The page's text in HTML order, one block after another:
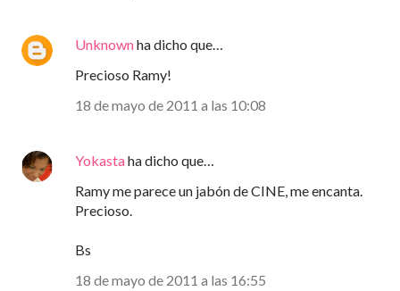
Unknownha dicho que…
Precioso Ramy!
18 de mayo de 2011 a las 10:08
Yokastaha dicho que…
Ramy me parece un jabón de CINE, me encanta.
Precioso.
Bs
18 de mayo de 2011 a las 16:55